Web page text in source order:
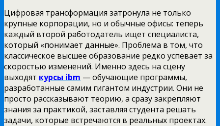
Цифровая трансформация затронула не только
крупные корпорации, но и обычные офисы: теперь
каждый второй работодатель ищет специалиста,
который «понимает данные». Проблема в том, что
классическое высшее образование редко успевает за
скоростью изменений. Именно здесь на сцену
выходят курсы ibm — обучающие программы,
разработанные самим гигантом индустрии. Они не
просто рассказывают теорию, а сразу закрепляют
знания за практикой, заставляя студента решать
задачи, которые встречаются в реальных проектах.